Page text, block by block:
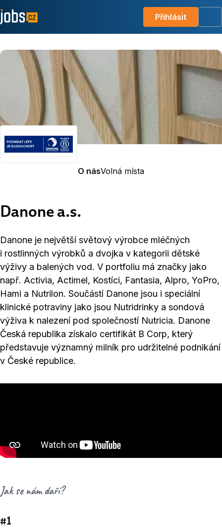
Přihlásit
O násVolná místa
Danone a.s.
Danone je největší světový výrobce mléčných
i rostlinných výrobků a dvojka v kategorii dětské
výživy a balených vod. V portfoliu má značky jako
např. Activia, Actimel, Kostíci, Fantasia, Alpro, YoPro,
Hami a Nutrilon. Součástí Danone jsou i speciální
klinické potraviny jako jsou Nutridrinky a sondová
výživa k nalezení pod společností Nutricia. Danone
Česká republika získalo certifikát B Corp, který
představuje významný milník pro udržitelné podnikání
v České republice.
Jak se nám daří?
#1